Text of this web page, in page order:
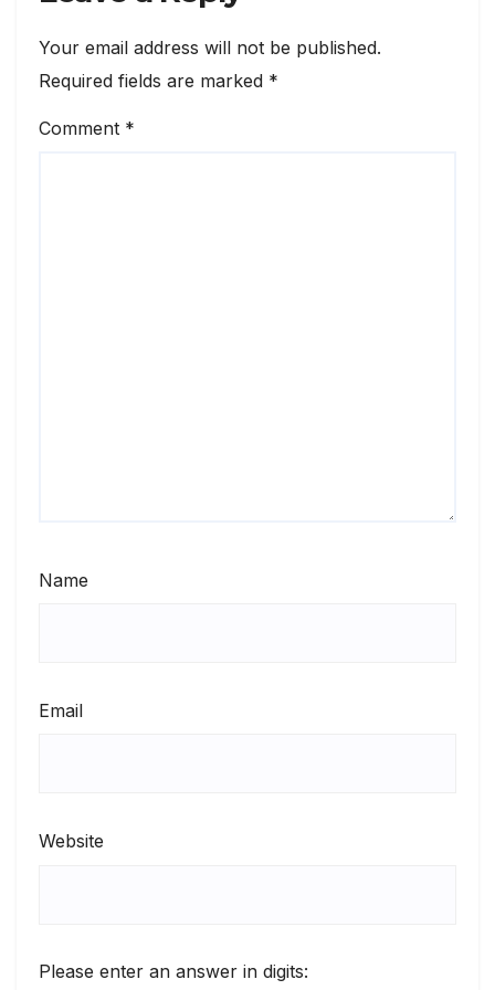
Your email address will not be published.
Required fields are marked *
Comment *
Name
Email
Website
Please enter an answer in digits: